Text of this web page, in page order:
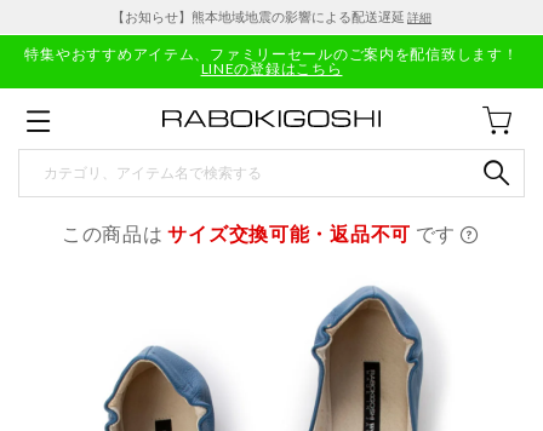
【お知らせ】熊本地域地震の影響による配送遅延 詳細
特集やおすすめアイテム、ファミリーセールのご案内を配信致します！
LINEの登録はこちら
この商品はサイズ交換可能・返品不可 です